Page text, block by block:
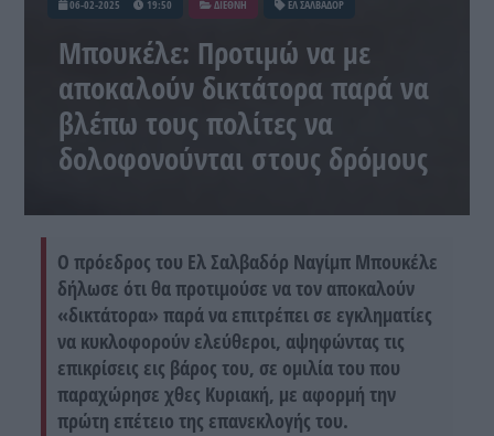
06-02-2025 19:50 ΔΙΕΘΝΗ ΕΛ ΣΑΛΒΑΔΟΡ
Μπουκέλε: Προτιμώ να με
αποκαλούν δικτάτορα παρά να
βλέπω τους πολίτες να
δολοφονούνται στους δρόμους
Ο πρόεδρος του Ελ Σαλβαδόρ Ναγίμπ Μπουκέλε
δήλωσε ότι θα προτιμούσε να τον αποκαλούν
«δικτάτορα» παρά να επιτρέπει σε εγκληματίες
να κυκλοφορούν ελεύθεροι, αψηφώντας τις
επικρίσεις εις βάρος του, σε ομιλία του που
παραχώρησε χθες Κυριακή, με αφορμή την
πρώτη επέτειο της επανεκλογής του.